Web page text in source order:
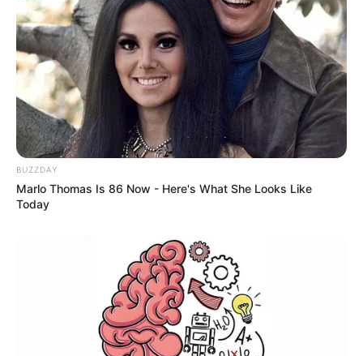
BUZZDAY
Marlo Thomas Is 86 Now - Here's What She Looks Like
Today